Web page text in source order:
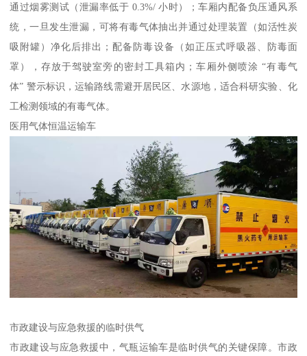
通过烟雾测试（泄漏率低于 0.3%/ 小时）；车厢内配备负压通风系
统，一旦发生泄漏，可将有毒气体抽出并通过处理装置（如活性炭
吸附罐）净化后排出；配备防毒设备（如正压式呼吸器、防毒面
罩），存放于驾驶室旁的密封工具箱内；车厢外侧喷涂 “有毒气
体” 警示标识，运输路线需避开居民区、水源地，适合科研实验、化
工检测领域的有毒气体。​
医用气体恒温运输车​
市政建设与应急救援的临时供气​
市政建设与应急救援中，气瓶运输车是临时供气的关键保障。市政